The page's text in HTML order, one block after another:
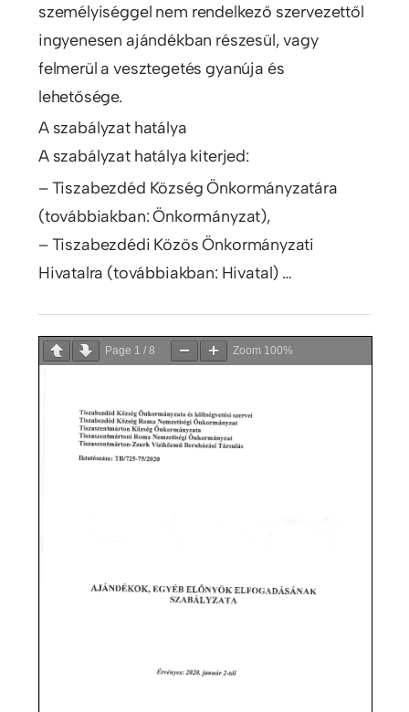
személyiséggel nem rendelkező szervezettől
ingyenesen ajándékban részesül, vagy
felmerül a vesztegetés gyanúja és
lehetősége.
A szabályzat hatálya
A szabályzat hatálya kiterjed:
– Tiszabezdéd Község Önkormányzatára
(továbbiakban: Önkormányzat),
– Tiszabezdédi Közös Önkormányzati
Hivatalra (továbbiakban: Hivatal) …
Page 1 / 8 Zoom 100%